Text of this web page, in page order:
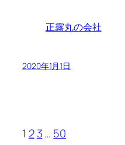
正露丸の会社
2020年1月1日
1 2 3… 50